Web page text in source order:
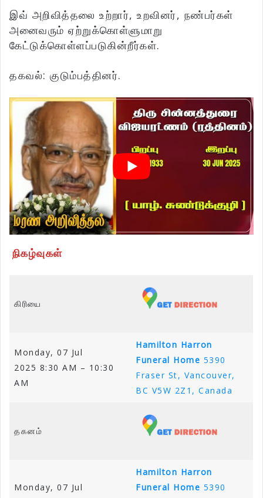
இவ் அறிவித்தலை உற்றார், உறவினர், நண்பர்கள்
அனைவரும் ஏற்றுக்கொள்ளுமாறு
கேட்டுக்கொள்ளப்படுகின்றீர்கள்.
தகவல்: குடும்பத்தினர்.
நிகழ்வுகள்
கிரியை
Monday, 07 Jul
2025 8:30 AM – 10:30
AM
Hamilton Harron
Funeral Home 5390
Fraser St, Vancouver,
BC V5W 2Z1, Canada
தகனம்
Monday, 07 Jul
Hamilton Harron
Funeral Home 5390